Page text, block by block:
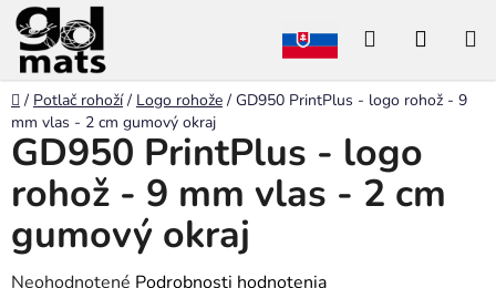
Prejsť
na
obsah
Hľadať
Domov
/ Potlač rohoží / Logo rohože / GD950 PrintPlus - logo rohož - 9
mm vlas - 2 cm gumový okraj
GD950 PrintPlus - logo
rohož - 9 mm vlas - 2 cm
gumový okraj
Priemerné
Neohodnotené Podrobnosti hodnotenia